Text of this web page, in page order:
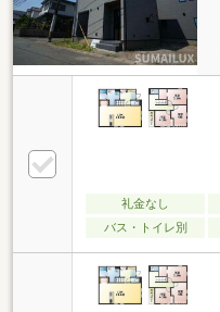
礼金なし
バス・トイレ別